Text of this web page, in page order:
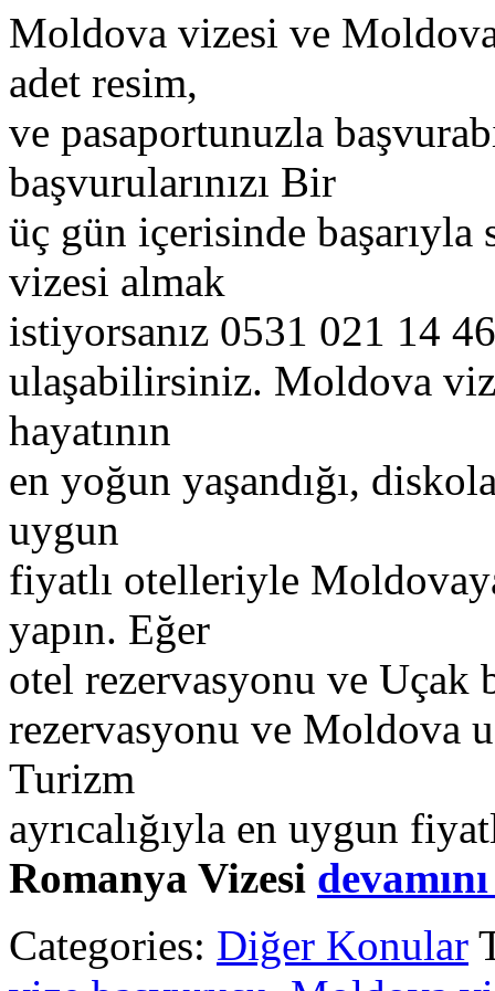
Moldova vizesi ve
adet resim,
ve pasaportunuzla
başvurularınızı Bir
üç gün içerisinde
vizesi almak
istiyorsanız 0531 021 14
ulaşabilirsiniz. Moldova
hayatının
en yoğun yaşandığı,
uygun
fiyatlı otelleriyle
yapın. Eğer
otel rezervasyonu ve Uçak
rezervasyonu ve Moldova
Turizm
ayrıcalığıyla en uygun
Romanya Vizesi
Categories: Diğer Konular